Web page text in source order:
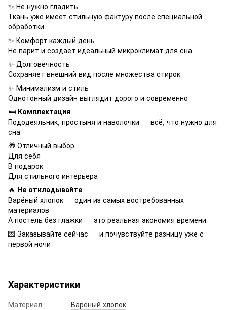
✨ Не нужно гладить
Ткань уже имеет стильную фактуру после специальной
обработки
✨ Комфорт каждый день
Не парит и создаёт идеальный микроклимат для сна
✨ Долговечность
Сохраняет внешний вид после множества стирок
✨ Минимализм и стиль
Однотонный дизайн выглядит дорого и современно
🛏 Комплектация
Пододеяльник, простыня и наволочки — всё, что нужно для
сна
🎁 Отличный выбор
Для себя
В подарок
Для стильного интерьера
🔥 Не откладывайте
Варёный хлопок — один из самых востребованных
материалов
А постель без глажки — это реальная экономия времени
💌 Заказывайте сейчас — и почувствуйте разницу уже с
первой ночи
Характеристики
Материал
Вареный хлопок